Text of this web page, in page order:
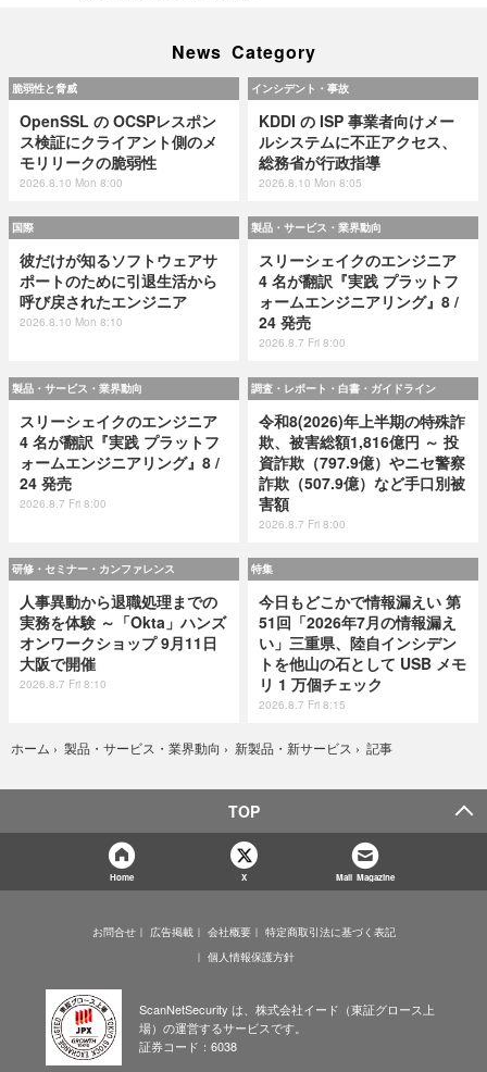
News Category
脆弱性と脅威
OpenSSL の OCSPレスポン
ス検証にクライアント側のメ
モリリークの脆弱性
2026.8.10 Mon 8:00
インシデント・事故
KDDI の ISP 事業者向けメー
ルシステムに不正アクセス、
総務省が行政指導
2026.8.10 Mon 8:05
国際
彼だけが知るソフトウェアサ
ポートのために引退生活から
呼び戻されたエンジニア
2026.8.10 Mon 8:10
製品・サービス・業界動向
スリーシェイクのエンジニア
4 名が翻訳『実践 プラットフ
ォームエンジニアリング』8 /
24 発売
2026.8.7 Fri 8:00
製品・サービス・業界動向
スリーシェイクのエンジニア
4 名が翻訳『実践 プラットフ
ォームエンジニアリング』8 /
24 発売
2026.8.7 Fri 8:00
調査・レポート・白書・ガイドライン
令和8(2026)年上半期の特殊詐
欺、被害総額1,816億円 ～ 投
資詐欺（797.9億）やニセ警察
詐欺（507.9億）など手口別被
害額
2026.8.7 Fri 8:00
研修・セミナー・カンファレンス
人事異動から退職処理までの
実務を体験 ～「Okta」ハンズ
オンワークショップ 9月11日
大阪で開催
2026.8.7 Fri 8:10
特集
今日もどこかで情報漏えい 第
51回「2026年7月の情報漏え
い」三重県、陸自インシデン
トを他山の石として USB メモ
リ 1 万個チェック
2026.8.7 Fri 8:15
ホーム › 製品・サービス・業界動向 › 新製品・新サービス › 記事
TOP
Home X Mail Magazine
お問合せ 広告掲載 会社概要
特定商取引法に基づく表記
個人情報保護方針
ScanNetSecurity は、株式会社イード（東証グロース上
場）の運営するサービスです。
証券コード：6038